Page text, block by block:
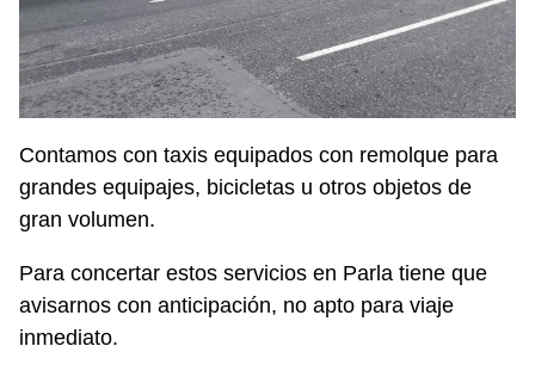
Contamos con taxis equipados con remolque para
grandes equipajes, bicicletas u otros objetos de
gran volumen.
Para concertar estos servicios en Parla tiene que
avisarnos con anticipación, no apto para viaje
inmediato.